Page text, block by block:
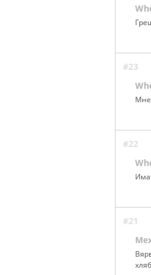
#23
#22
#21